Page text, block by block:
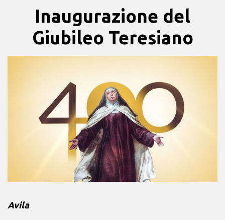
Inaugurazione del
Giubileo Teresiano
Avila